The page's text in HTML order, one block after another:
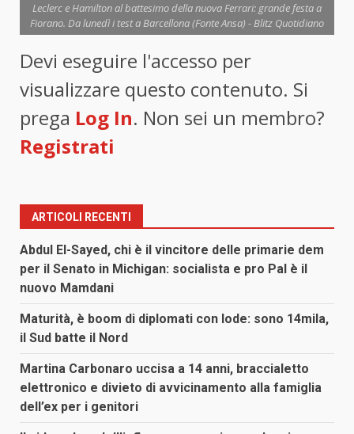
Leclerc e Hamilton al battesimo della nuova Ferrari: grande festa a
Fiorano. Da lunedì i test a Barcellona (Fonte Ansa) - Blitz Quotidiano
Devi eseguire l'accesso per
visualizzare questo contenuto. Si
prega Log In. Non sei un membro?
Registrati
ARTICOLI RECENTI
Abdul El-Sayed, chi è il vincitore delle primarie dem
per il Senato in Michigan: socialista e pro Pal è il
nuovo Mamdani
Maturità, è boom di diplomati con lode: sono 14mila,
il Sud batte il Nord
Martina Carbonaro uccisa a 14 anni, braccialetto
elettronico e divieto di avvicinamento alla famiglia
dell’ex per i genitori